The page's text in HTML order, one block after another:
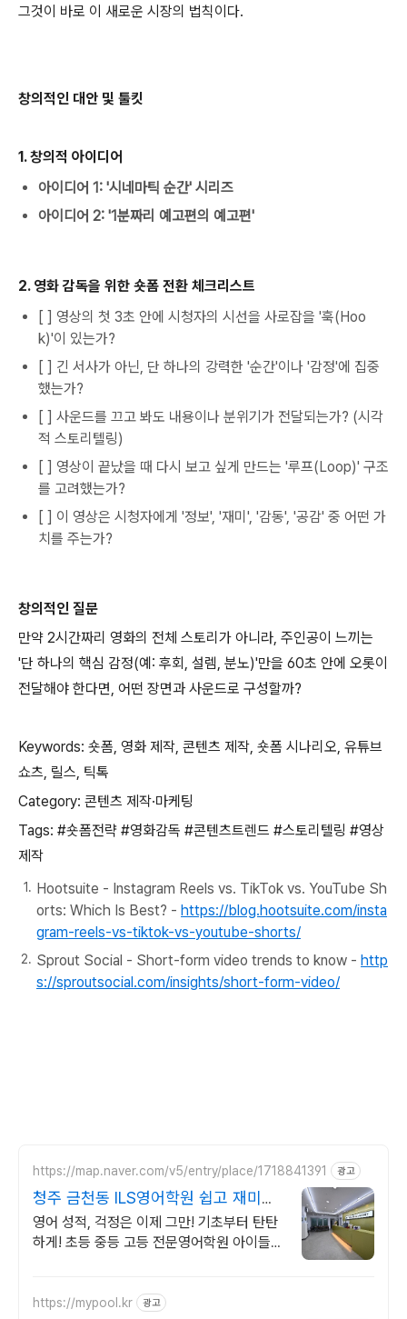
그것이 바로 이 새로운 시장의 법칙이다.
창의적인 대안 및 툴킷
1. 창의적 아이디어
아이디어 1: '시네마틱 순간' 시리즈
아이디어 2: '1분짜리 예고편의 예고편'
2. 영화 감독을 위한 숏폼 전환 체크리스트
[ ] 영상의 첫 3초 안에 시청자의 시선을 사로잡을 '훅(Hoo
k)'이 있는가?
[ ] 긴 서사가 아닌, 단 하나의 강력한 '순간'이나 '감정'에 집중
했는가?
[ ] 사운드를 끄고 봐도 내용이나 분위기가 전달되는가? (시각
적 스토리텔링)
[ ] 영상이 끝났을 때 다시 보고 싶게 만드는 '루프(Loop)' 구조
를 고려했는가?
[ ] 이 영상은 시청자에게 '정보', '재미', '감동', '공감' 중 어떤 가
치를 주는가?
창의적인 질문
만약 2시간짜리 영화의 전체 스토리가 아니라, 주인공이 느끼는
'단 하나의 핵심 감정(예: 후회, 설렘, 분노)'만을 60초 안에 오롯이
전달해야 한다면, 어떤 장면과 사운드로 구성할까?
Keywords: 숏폼, 영화 제작, 콘텐츠 제작, 숏폼 시나리오, 유튜브
쇼츠, 릴스, 틱톡
Category: 콘텐츠 제작·마케팅
Tags: #숏폼전략 #영화감독 #콘텐츠트렌드 #스토리텔링 #영상
제작
Hootsuite - Instagram Reels vs. TikTok vs. YouTube Sh
orts: Which Is Best? - https://blog.hootsuite.com/insta
gram-reels-vs-tiktok-vs-youtube-shorts/
Sprout Social - Short-form video trends to know - http
s://sproutsocial.com/insights/short-form-video/
https://map.naver.com/v5/entry/place/1718841391 광고
청주 금천동 ILS영어학원 쉽고 재미있
게 배우는 영어
영어 성적, 걱정은 이제 그만! 기초부터 탄탄
하게! 초등 중등 고등 전문영어학원 아이들의
https://mypool.kr 광고